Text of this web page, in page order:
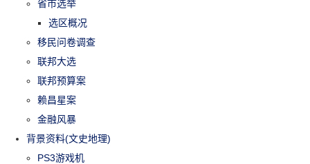
省市选举
选区概况
移民问卷调查
联邦大选
联邦预算案
赖昌星案
金融风暴
背景资料(文史地理)
PS3游戏机